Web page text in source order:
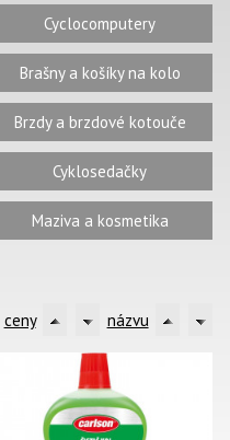
Cyclocomputery
Brašny a košíky na kolo
Brzdy a brzdové kotouče
Cyklosedačky
Maziva a kosmetika
ceny názvu